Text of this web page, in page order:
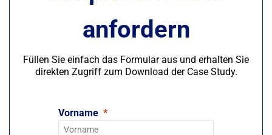
anfordern
Füllen Sie einfach das Formular aus und erhalten Sie
direkten Zugriff zum Download der Case Study.
Vorname